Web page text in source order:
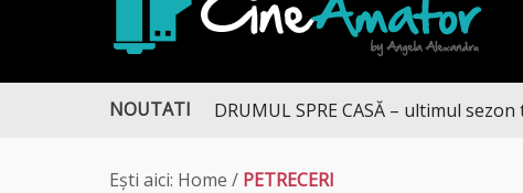
CineAmator
NOUTATIDRUMUL SPRE CASĂ – ultimul sezon te
Ești aici: Home / PETRECERI